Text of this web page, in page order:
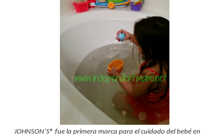
JOHNSON’S® fue la primera marca para el cuidado del bebé en